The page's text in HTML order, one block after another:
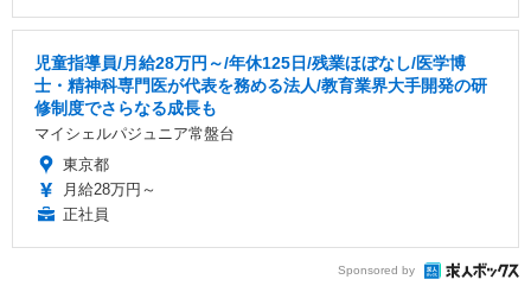
児童指導員/月給28万円～/年休125日/残業ほぼなし/医学博
士・精神科専門医が代表を務める法人/教育業界大手開発の研
修制度でさらなる成長も
マイシェルパジュニア常盤台
東京都
月給28万円～
正社員
Sponsored by